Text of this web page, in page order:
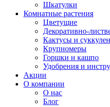
Шкатулки
Комнатные растения
Цветущие
Декоративно-
Кактусы и
Крупномеры
Горшки и кашпо
Удобрения и
Акции
О компании
О нас
Блог